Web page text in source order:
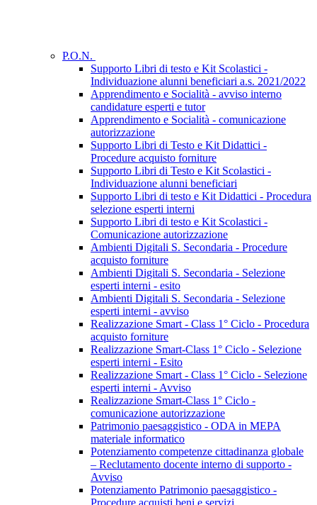
P.O.N.
Supporto Libri di testo e Kit Scolastici -
Individuazione alunni beneficiari a.s. 2021/2022
Apprendimento e Socialità - avviso interno
candidature esperti e tutor
Apprendimento e Socialità - comunicazione
autorizzazione
Supporto Libri di Testo e Kit Didattici -
Procedure acquisto forniture
Supporto Libri di Testo e Kit Scolastici -
Individuazione alunni beneficiari
Supporto Libri di testo e Kit Didattici - Procedura
selezione esperti interni
Supporto Libri di testo e Kit Scolastici -
Comunicazione autorizzazione
Ambienti Digitali S. Secondaria - Procedure
acquisto forniture
Ambienti Digitali S. Secondaria - Selezione
esperti interni - esito
Ambienti Digitali S. Secondaria - Selezione
esperti interni - avviso
Realizzazione Smart - Class 1° Ciclo - Procedura
acquisto forniture
Realizzazione Smart-Class 1° Ciclo - Selezione
esperti interni - Esito
Realizzazione Smart - Class 1° Ciclo - Selezione
esperti interni - Avviso
Realizzazione Smart-Class 1° Ciclo -
comunicazione autorizzazione
Patrimonio paesaggistico - ODA in MEPA
materiale informatico
Potenziamento competenze cittadinanza globale
– Reclutamento docente interno di supporto -
Avviso
Potenziamento Patrimonio paesaggistico -